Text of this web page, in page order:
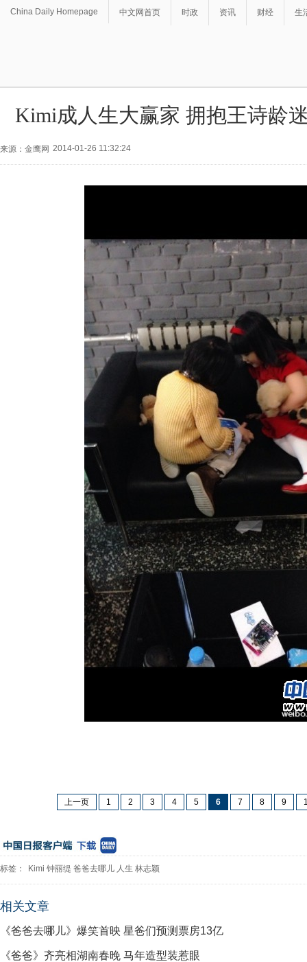
China Daily Homepage 中文网首页 时政 资讯 财经 生
Kimi成人生大赢家 拥抱王诗龄
来源：金鹰网 2014-01-26 11:32:24
上一页 1 2 3 4 5 6 7 8 9
标签： Kimi 钟丽缇 爸爸去哪儿 人生 林志颖
相关文章
《爸爸去哪儿》爆笑首映 星爸们预测票房13亿
《爸爸》齐亮相湖南春晚 马年造型装惹眼